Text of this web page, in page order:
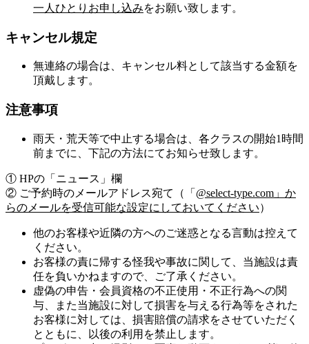
一人ひとりお申し込みをお願い致します。
キャンセル規定
無連絡の場合は、キャンセル料として該当する金額を
頂戴します。
注意事項
雨天・荒天等で中止する場合は、各クラスの開始1時間
前までに、下記の方法にてお知らせ致します。
① HPの「ニュース」欄
② ご予約時のメールアドレス宛て（「 @select-type.com」か
らのメールを受信可能な設定にしておいてください）
他のお客様や近隣の方へのご迷惑となる言動は控えて
ください。
お客様の責に帰する怪我や事故に関して、当施設は責
任を負いかねますので、ご了承ください。
虚偽の申告・会員資格の不正使用・不正行為への関
与、また当施設に対して損害を与える行為等をされた
お客様に対しては、損害賠償の請求をさせていただく
とともに、以後の利用を禁止します。